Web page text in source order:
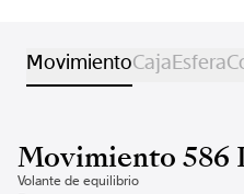
MovimientoCajaEsfera
Movimiento 586
Volante de equilibrio